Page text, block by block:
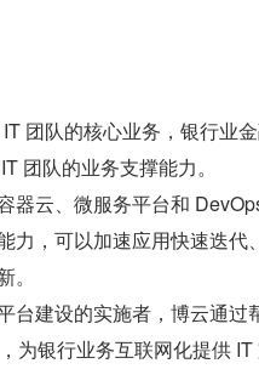
团队的核心业务，银行业
团队的业务支撑能力。
器云、微服务平台和
力，可以加速应用快速迭代
台建设的实施者，博云通过
为银行业务互联网化提供 IT